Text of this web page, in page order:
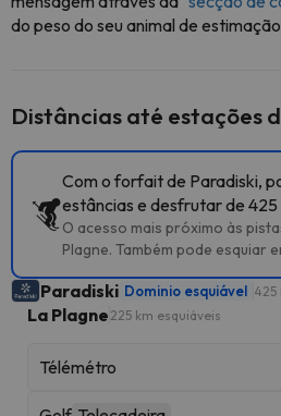
do peso do seu animal de
Distâncias até estações
Com o forfait de Paradiski,
estâncias e desfrutar de 425
O acesso mais próximo às
Plagne. Também pode esquiar
Paradiski Dominio esquiável 425
La Plagne 225 km esquiáveis
Télémétro